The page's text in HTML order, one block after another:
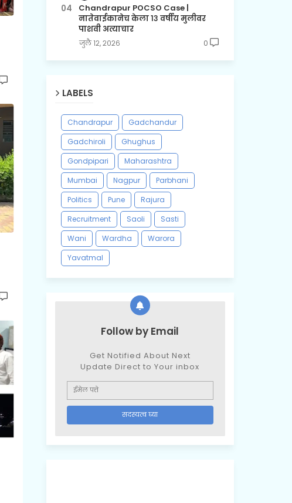
Chandrapur POCSO Case |
नातेवाईकानेच केला १३ वर्षीय मुलीवर
पाशवी अत्याचार
जुलै १२, २०२६ 0
LABELS
Chandrapur
Gadchandur
Gadchiroli
Ghughus
Gondpipari
Maharashtra
Mumbai
Nagpur
Parbhani
Politics
Pune
Rajura
Recruitment
Saoli
Sasti
Wani
Wardha
Warora
Yavatmal
Follow by Email
Get Notified About Next
Update Direct to Your inbox